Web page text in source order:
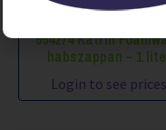
954274 Katrin
habszappan – 1
Login to see prices